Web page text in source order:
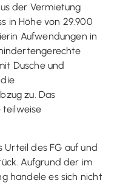
der Vermietung
in Höhe von 29.900
Aufwendungen in
Dusche und
zu. Das
teilweise
Urteil des FG auf und
Aufgrund der im
handele es sich nicht